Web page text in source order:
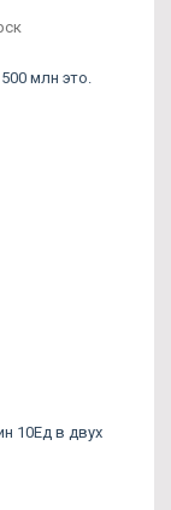
млн это.
10Ед в двух